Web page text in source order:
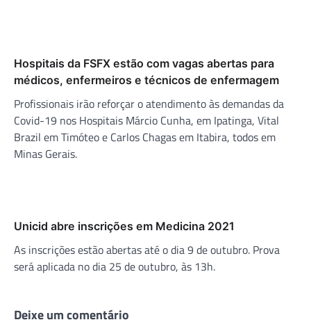
Hospitais da FSFX estão com vagas abertas para
médicos, enfermeiros e técnicos de enfermagem
Profissionais irão reforçar o atendimento às demandas da
Covid-19 nos Hospitais Márcio Cunha, em Ipatinga, Vital
Brazil em Timóteo e Carlos Chagas em Itabira, todos em
Minas Gerais.
Unicid abre inscrições em Medicina 2021
As inscrições estão abertas até o dia 9 de outubro. Prova
será aplicada no dia 25 de outubro, às 13h.
Deixe um comentário